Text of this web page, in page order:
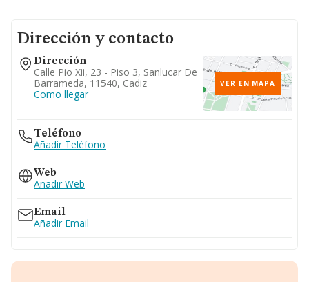
Dirección y contacto
Dirección
Calle Pio Xii, 23 - Piso 3, Sanlucar De
Barrameda, 11540, Cadiz
Como llegar
VER EN MAPA
Teléfono
Añadir Teléfono
Web
Añadir Web
Email
Añadir Email